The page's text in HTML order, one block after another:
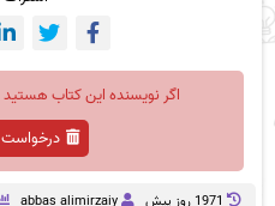
اگر نویسنده این کتاب
1971 روز پيش abbas alimirzaiy